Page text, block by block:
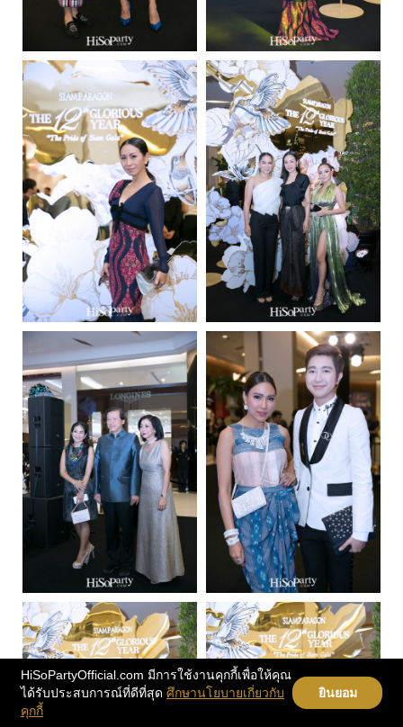
HiSoPartyOfficial.com มีการใช้งานคุกกี้เพื่อให้คุณ
ได้รับประสบการณ์ที่ดีที่สุด ศึกษานโยบายเกี่ยวกับ
คุกกี้
ยินยอม